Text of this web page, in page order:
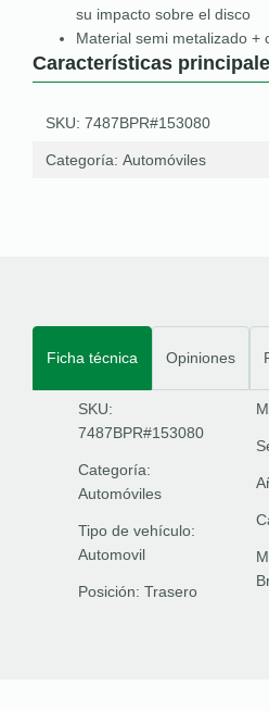
su impacto sobre el disco
Material semi metalizado +
Características
SKU: 7487BPR#153080
Categoría: Automóviles
Ficha técnica Opiniones
SKU:
7487BPR#153080
Categoría:
Automóviles
Tipo de vehículo:
Automovil
Posición: Trasero